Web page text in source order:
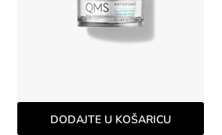
DODAJTE U KOŠARICU